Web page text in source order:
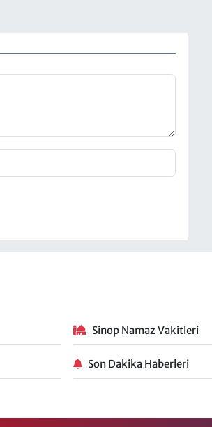
Sinop Namaz Vakitleri
Son Dakika Haberleri